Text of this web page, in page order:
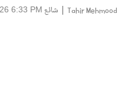
Tahir Mehmood
| شائع 6:33 PM